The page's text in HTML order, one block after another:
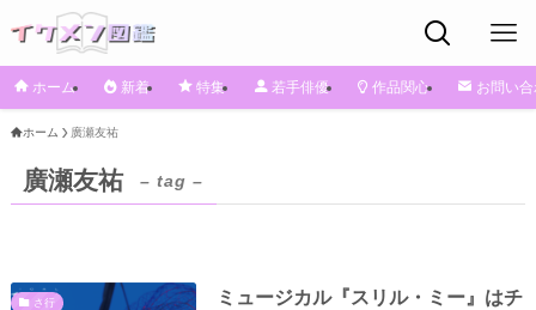
ホーム 新着 特集 若手俳優 作品関心 お問い
ホーム 廣瀬友祐
廣瀬友祐 – tag –
さ行
ミュージカル『スリル・ミー』はチ